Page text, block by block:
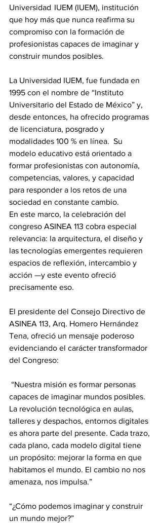
Universidad  IUEM (IUEM), institución
que hoy más que nunca reafirma su
compromiso con la formación de
profesionistas capaces de imaginar y
construir mundos posibles.
La Universidad IUEM, fue fundada en
1995 con el nombre de “Instituto
Universitario del Estado de México” y,
desde entonces, ha ofrecido programas
de licenciatura, posgrado y
modalidades 100 % en línea.  Su
modelo educativo está orientado a
formar profesionistas con autonomía,
competencias, valores, y capacidad
para responder a los retos de una
sociedad en constante cambio.
En este marco, la celebración del
congreso ASINEA 113 cobra especial
relevancia: la arquitectura, el diseño y
las tecnologías emergentes requieren
espacios de reflexión, intercambio y
acción —y este evento ofreció
precisamente eso.
El presidente del Consejo Directivo de
ASINEA 113, Arq. Homero Hernández
Tena, ofreció un mensaje poderoso
evidenciando el carácter transformador
del Congreso:
capaces de imaginar mundos posibles.
La revolución tecnológica en aulas,
talleres y despachos, entornos digitales
es ahora parte del presente. Cada trazo,
cada plano, cada modelo digital tiene
un propósito: mejorar la forma en que
habitamos el mundo. El cambio no nos
amenaza, nos impulsa.”
“¿Cómo podemos imaginar y construir
un mundo mejor?”